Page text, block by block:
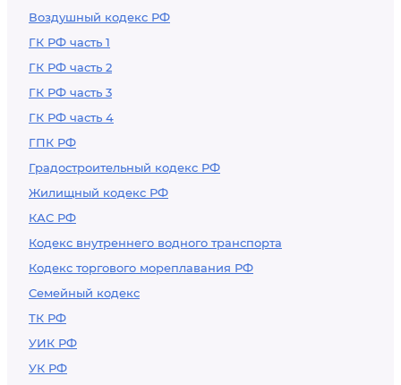
Воздушный кодекс РФ
ГК РФ часть 1
ГК РФ часть 2
ГК РФ часть 3
ГК РФ часть 4
ГПК РФ
Градостроительный кодекс РФ
Жилищный кодекс РФ
КАС РФ
Кодекс внутреннего водного транспорта
Кодекс торгового мореплавания РФ
Семейный кодекс
ТК РФ
УИК РФ
УК РФ